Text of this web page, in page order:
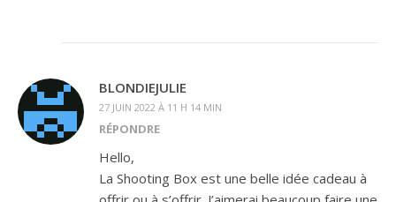
BLONDIEJULIE
27 JUIN 2022 À 11 H 14 MIN
RÉPONDRE
Hello,
La Shooting Box est une belle idée cadeau à